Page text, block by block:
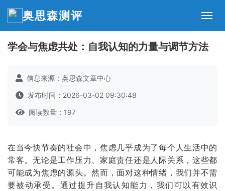
奥思森测评
学会与焦虑共处：自我认知的力量与调节方法
信息来源：奥思森文章中心
发布时间：2026-03-02 09:30:48
阅读数量：197
在当今快节奏的社会中，焦虑几乎成为了每个人生活中的
常客。无论是工作压力、家庭责任还是人际关系，这些都
可能成为焦虑的源头。然而，面对这种情绪，我们并不需
要被动承受。通过提升自我认知能力，我们可以有效识